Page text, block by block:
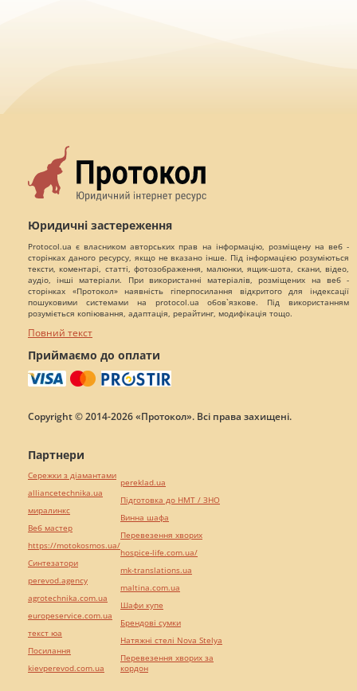
Юридичні застереження
Protocol.ua є власником авторських прав на інформацію, розміщену на веб -
сторінках даного ресурсу, якщо не вказано інше. Під інформацією розуміються
тексти, коментарі, статті, фотозображення, малюнки, ящик-шота, скани, відео,
аудіо, інші матеріали. При використанні матеріалів, розміщених на веб -
сторінках «Протокол» наявність гіперпосилання відкритого для індексації
пошуковими системами на protocol.ua обов`язкове. Під використанням
розуміється копіювання, адаптація, рерайтинг, модифікація тощо.
Повний текст
Приймаємо до оплати
Copyright © 2014-2026 «Протокол». Всі права захищені.
Партнери
Сережки з діамантами
alliancetechnika.ua
миралинкс
Веб мастер
https://motokosmos.ua/
Синтезатори
perevod.agency
agrotechnika.com.ua
europeservice.com.ua
текст юа
Посилання
kievperevod.com.ua
pereklad.ua
Підготовка до НМТ / ЗНО
Винна шафа
Перевезення хворих
hospice-life.com.ua/
mk-translations.ua
maltina.com.ua
Шафи купе
Брендові сумки
Натяжні стелі Nova Stelya
Перевезення хворих за
кордон